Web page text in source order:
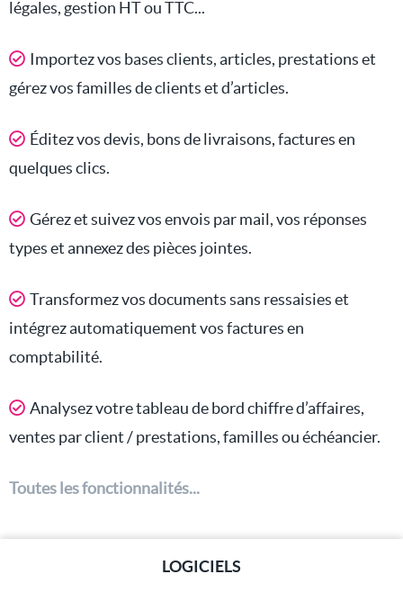
légales, gestion HT ou TTC...
Importez vos bases clients, articles, prestations et
gérez vos familles de clients et d’articles.
Éditez vos devis, bons de livraisons, factures en
quelques clics.
Gérez et suivez vos envois par mail, vos réponses
types et annexez des pièces jointes.
Transformez vos documents sans ressaisies et
intégrez automatiquement vos factures en
comptabilité.
Analysez votre tableau de bord chiffre d’affaires,
ventes par client / prestations, familles ou échéancier.
Toutes les fonctionnalités...
LOGICIELS